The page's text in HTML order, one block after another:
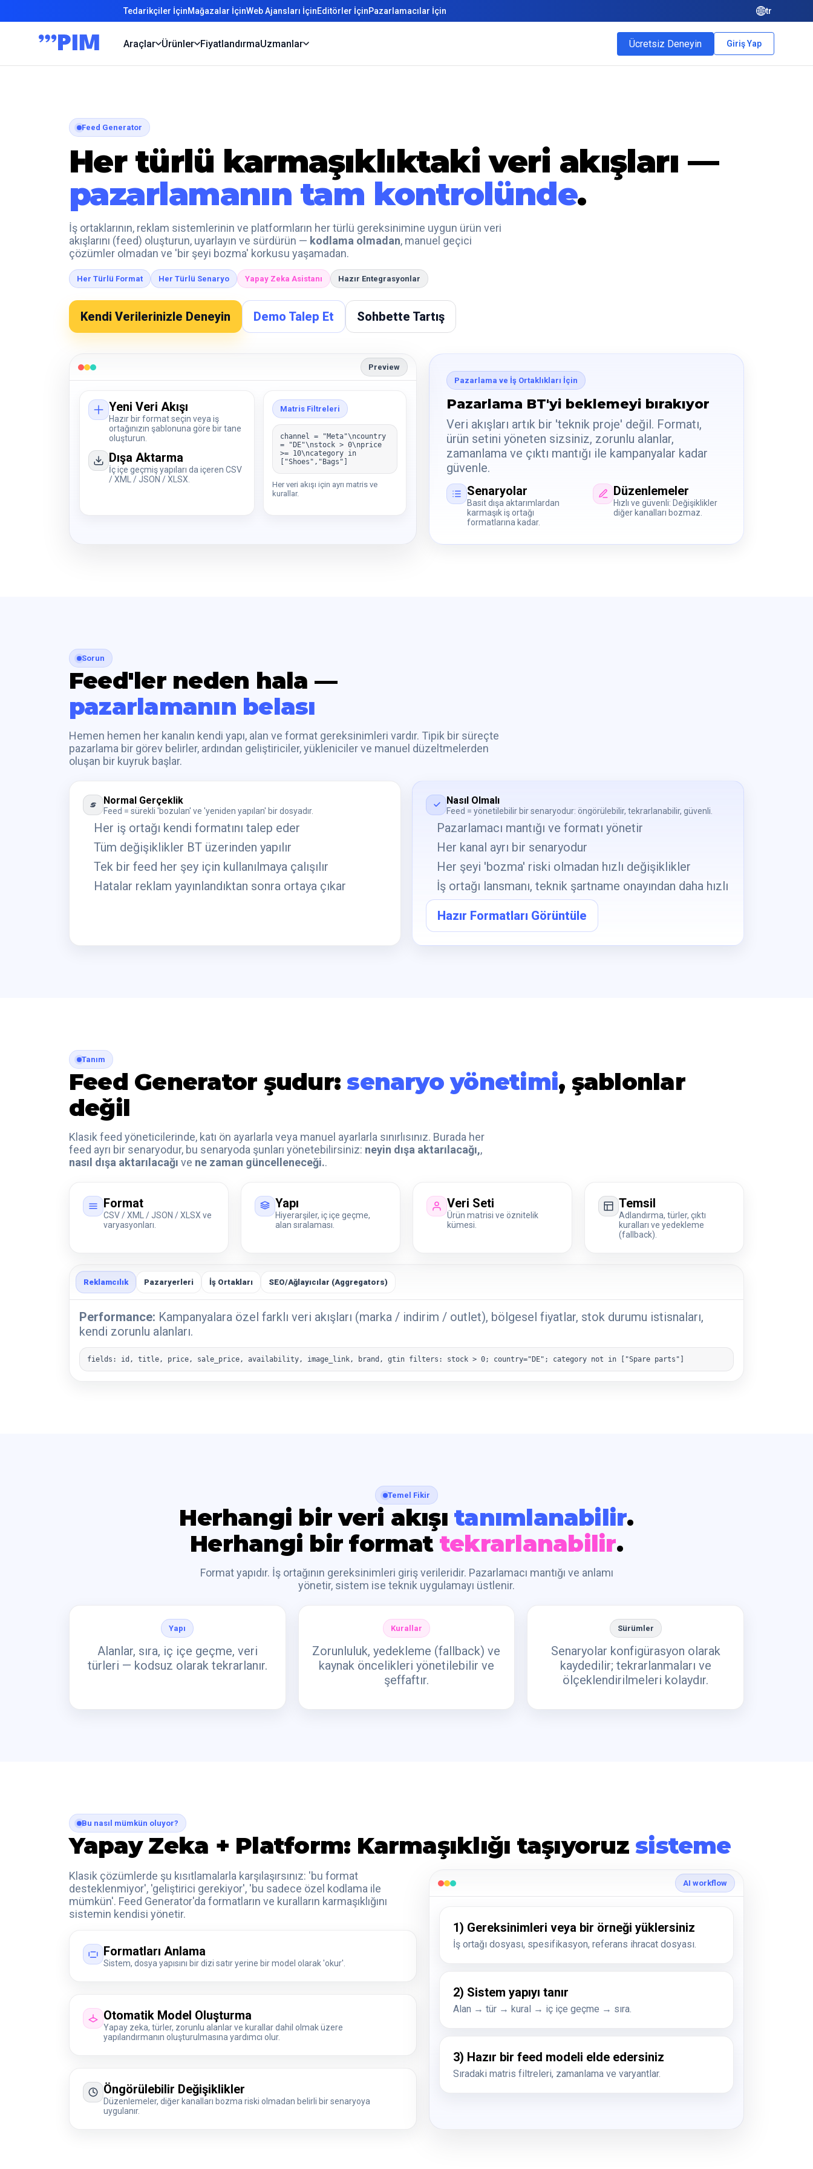
Tedarikçiler İçinMağazalar İçinWeb Ajansları İçinEditörler İçinPazarlamacılar İçin tr
Araçlar Ürünler FiyatlandırmaUzmanlar Ücretsiz Deneyin Giriş Yap
Feed Generator
Her türlü karmaşıklıktaki veri akışları —
pazarlamanın tam kontrolünde.
İş ortaklarının, reklam sistemlerinin ve platformların her türlü gereksinimine uygun ürün veri
akışlarını (feed) oluşturun, uyarlayın ve sürdürün — kodlama olmadan, manuel geçici
çözümler olmadan ve 'bir şeyi bozma' korkusu yaşamadan.
Her Türlü Format Her Türlü Senaryo Yapay Zeka Asistanı Hazır Entegrasyonlar
Kendi Verilerinizle Deneyin Demo Talep Et Sohbette Tartış
Preview
Yeni Veri Akışı
Hazır bir format seçin veya iş
ortağınızın şablonuna göre bir tane
oluşturun.
Dışa Aktarma
İç içe geçmiş yapıları da içeren CSV
/ XML / JSON / XLSX.
Matris Filtreleri
channel = "Meta"\ncountry
= "DE"\nstock > 0\nprice
>= 10\ncategory in
["Shoes","Bags"]
Her veri akışı için ayrı matris ve
kurallar.
Pazarlama ve İş Ortaklıkları İçin
Pazarlama BT'yi beklemeyi bırakıyor
Veri akışları artık bir 'teknik proje' değil. Formatı,
ürün setini yöneten sizsiniz, zorunlu alanlar,
zamanlama ve çıktı mantığı ile kampanyalar kadar
güvenle.
Senaryolar
Basit dışa aktarımlardan
karmaşık iş ortağı
formatlarına kadar.
Düzenlemeler
Hızlı ve güvenli: Değişiklikler
diğer kanalları bozmaz.
Sorun
Feed'ler neden hala —
pazarlamanın belası
Hemen hemen her kanalın kendi yapı, alan ve format gereksinimleri vardır. Tipik bir süreçte
pazarlama bir görev belirler, ardından geliştiriciler, yükleniciler ve manuel düzeltmelerden
oluşan bir kuyruk başlar.
Normal Gerçeklik
Feed = sürekli 'bozulan' ve 'yeniden yapılan' bir dosyadır.
Her iş ortağı kendi formatını talep eder
Tüm değişiklikler BT üzerinden yapılır
Tek bir feed her şey için kullanılmaya çalışılır
Hatalar reklam yayınlandıktan sonra ortaya çıkar
Nasıl Olmalı
Feed = yönetilebilir bir senaryodur: öngörülebilir, tekrarlanabilir, güvenli.
Pazarlamacı mantığı ve formatı yönetir
Her kanal ayrı bir senaryodur
Her şeyi 'bozma' riski olmadan hızlı değişiklikler
İş ortağı lansmanı, teknik şartname onayından daha hızlı
Hazır Formatları Görüntüle
Tanım
Feed Generator şudur:senaryo yönetimi, şablonlar
değil
Klasik feed yöneticilerinde, katı ön ayarlarla veya manuel ayarlarla sınırlısınız. Burada her
feed ayrı bir senaryodur, bu senaryoda şunları yönetebilirsiniz: neyin dışa aktarılacağı,,
nasıl dışa aktarılacağı ve ne zaman güncelleneceği..
Format
CSV / XML / JSON / XLSX ve
varyasyonları.
Yapı
Hiyerarşiler, iç içe geçme,
alan sıralaması.
Veri Seti
Ürün matrisi ve öznitelik
kümesi.
Temsil
Adlandırma, türler, çıktı
kuralları ve yedekleme
(fallback).
Reklamcılık Pazaryerleri İş Ortakları SEO/Ağlayıcılar (Aggregators)
Performance: Kampanyalara özel farklı veri akışları (marka / indirim / outlet), bölgesel fiyatlar, stok durumu istisnaları,
kendi zorunlu alanları.
fields: id, title, price, sale_price, availability, image_link, brand, gtin filters: stock > 0; country="DE"; category not in ["Spare parts"]
Temel Fikir
Herhangi bir veri akışıtanımlanabilir.
Herhangi bir format tekrarlanabilir.
Format yapıdır. İş ortağının gereksinimleri giriş verileridir. Pazarlamacı mantığı ve anlamı
yönetir, sistem ise teknik uygulamayı üstlenir.
Yapı
Alanlar, sıra, iç içe geçme, veri
türleri — kodsuz olarak tekrarlanır.
Kurallar
Zorunluluk, yedekleme (fallback) ve
kaynak öncelikleri yönetilebilir ve
şeffaftır.
Sürümler
Senaryolar konfigürasyon olarak
kaydedilir; tekrarlanmaları ve
ölçeklendirilmeleri kolaydır.
Bu nasıl mümkün oluyor?
Yapay Zeka + Platform: Karmaşıklığı taşıyoruzsisteme
Klasik çözümlerde şu kısıtlamalarla karşılaşırsınız: 'bu format
desteklenmiyor', 'geliştirici gerekiyor', 'bu sadece özel kodlama ile
mümkün'. Feed Generator'da formatların ve kuralların karmaşıklığını
sistemin kendisi yönetir.
Formatları Anlama
Sistem, dosya yapısını bir dizi satır yerine bir model olarak 'okur'.
Otomatik Model Oluşturma
Yapay zeka, türler, zorunlu alanlar ve kurallar dahil olmak üzere
yapılandırmanın oluşturulmasına yardımcı olur.
Öngörülebilir Değişiklikler
Düzenlemeler, diğer kanalları bozma riski olmadan belirli bir senaryoya
uygulanır.
AI workflow
1) Gereksinimleri veya bir örneği yüklersiniz
İş ortağı dosyası, spesifikasyon, referans ihracat dosyası.
2) Sistem yapıyı tanır
Alan → tür → kural → iç içe geçme → sıra.
3) Hazır bir feed modeli elde edersiniz
Sıradaki matris filtreleri, zamanlama ve varyantlar.